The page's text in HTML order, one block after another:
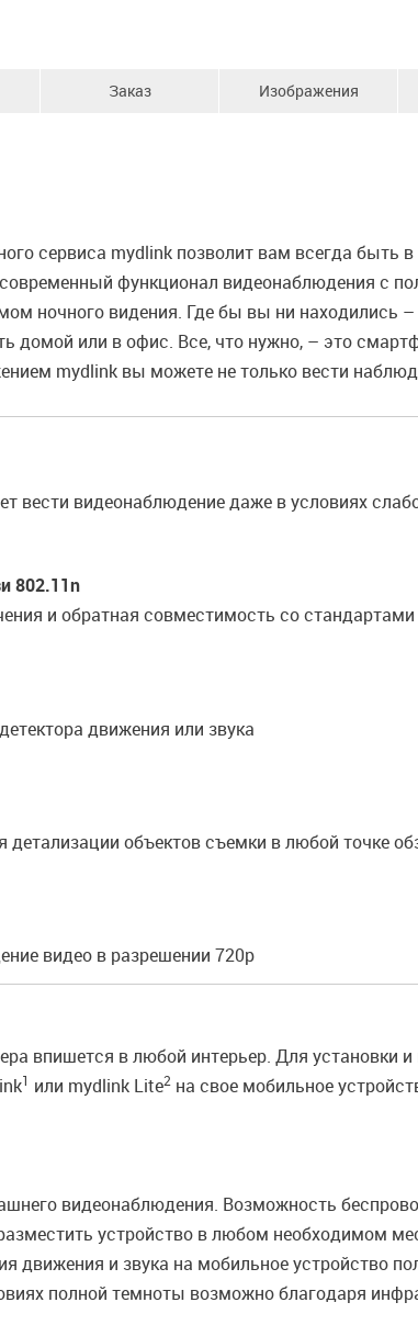
Заказ Изображения
сервиса mydlink позволит вам всегда быть
функционал видеонаблюдения с
ночного видения. Где бы вы ни находились
домой или в офис. Все, что нужно, – это
mydlink вы можете не только вести
вести видеонаблюдение даже в условиях
802.11n
и обратная совместимость со
движения или звука
детализации объектов съемки в любой точке
видео в разрешении 720р
впишется в любой интерьер. Для установки
1 или mydlink Lite2 на свое мобильное
видеонаблюдения. Возможность
устройство в любом необходимом
и звука на мобильное устройство
полной темноты возможно благодаря